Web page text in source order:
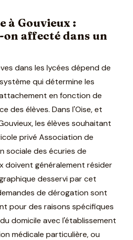
à Gouvieux :
affecté dans un
dans les lycées dépend de
qui détermine les
en fonction de
des élèves. Dans l'Oise, et
les élèves souhaitant
privé Association de
sociale des écuries de
doivent généralement résider
desservi par cet
de dérogation sont
pour des raisons spécifiques
domicile avec l'établissement
médicale particulière, ou